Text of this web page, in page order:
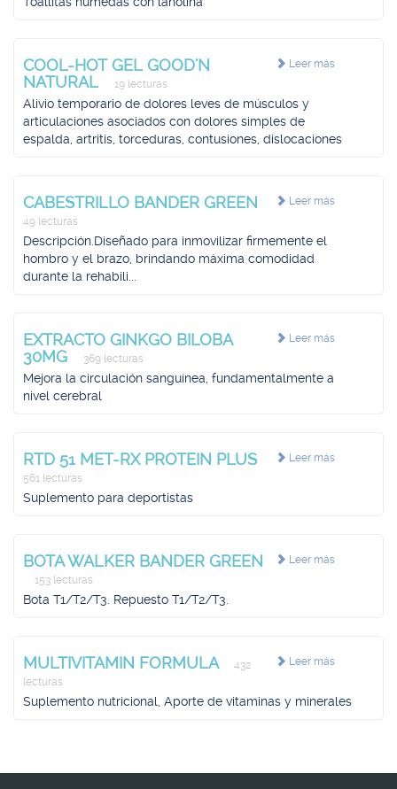
Leer más
COOL-HOT GEL GOOD'N
NATURAL
19 lecturas
Alivio temporario de dolores leves de músculos y
articulaciones asociados con dolores simples de
espalda, artritis, torceduras, contusiones, dislocaciones
Leer más
CABESTRILLO BANDER GREEN
49 lecturas
Descripción.Diseñado para inmovilizar firmemente el
hombro y el brazo, brindando máxima comodidad
durante la rehabili...
Leer más
EXTRACTO GINKGO BILOBA
30MG
369 lecturas
Mejora la circulación sanguínea, fundamentalmente a
nivel cerebral
Leer más
RTD 51 MET-RX PROTEIN PLUS
561 lecturas
Suplemento para deportistas
Leer más
BOTA WALKER BANDER GREEN
153 lecturas
Bota T1/T2/T3. Repuesto T1/T2/T3.
Leer más
MULTIVITAMIN FORMULA
432
lecturas
Suplemento nutricional, Aporte de vitaminas y minerales